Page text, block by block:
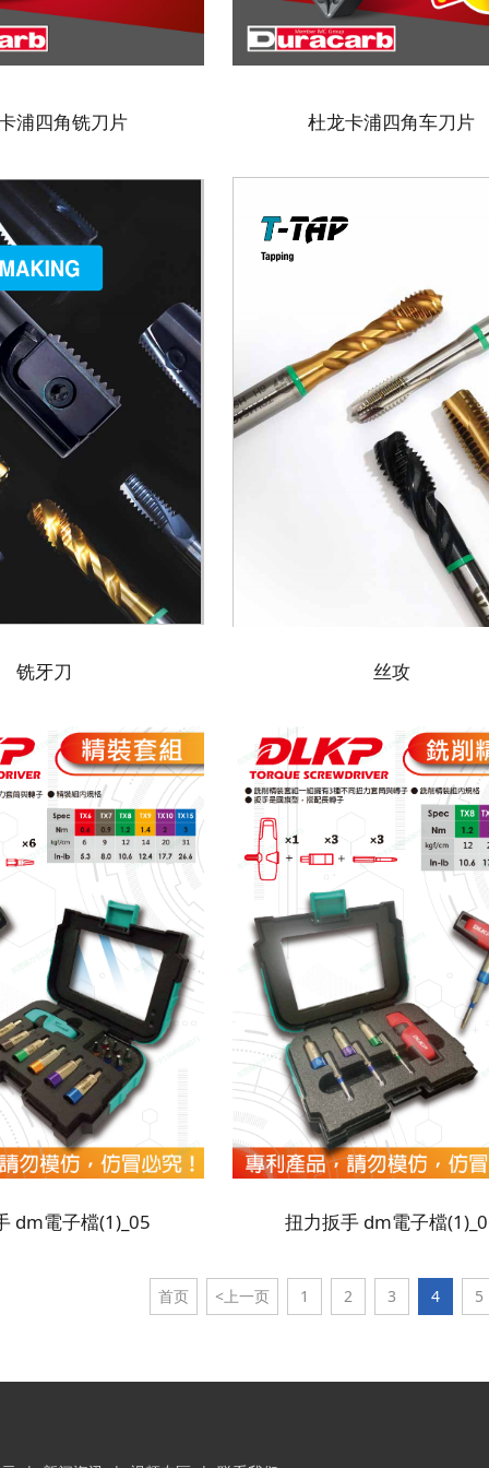
浦四角铣刀片 杜龙卡浦四角车刀片
铣牙刀 丝攻
dm電子檔(1)_05 扭力扳手 dm電子檔
首页 <上一页 1 2 3 4 5